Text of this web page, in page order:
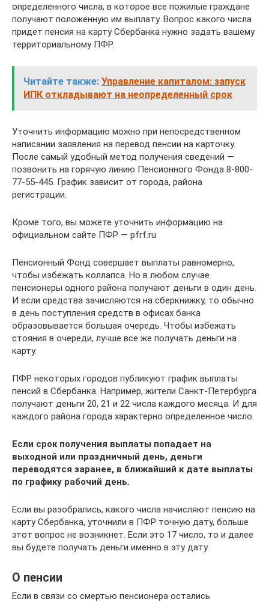
определенного числа, в которое все пожилые граждане
получают положенную им выплату. Вопрос какого числа
придет пенсия на карту Сбербанка нужно задать вашему
территориальному ПФР.
Читайте также: Управление капиталом: запуск
ИПК откладывают на неопределенный срок
Уточнить информацию можно при непосредственном
написании заявления на перевод пенсии на карточку.
После самый удобный метод получения сведений —
позвонить на горячую линию Пенсионного Фонда 8-800-
77-55-445. График зависит от города, района
регистрации.
Кроме того, вы можете уточнить информацию на
официальном сайте ПФР — pfrf.ru
Пенсионный Фонд совершает выплаты равномерно,
чтобы избежать коллапса. Но в любом случае
пенсионеры одного района получают деньги в один день.
И если средства зачисляются на сберкнижку, то обычно
в день поступления средств в офисах банка
образовывается большая очередь. Чтобы избежать
стояния в очереди, лучше все же получать деньги на
карту.
ПФР некоторых городов публикуют график выплаты
пенсий в Сбербанка. Например, жители Санкт-Петербурга
получают деньги 20, 21 и 22 числа каждого месяца. И для
каждого района города характерно определенное число.
Если срок получения выплаты попадает на
выходной или праздничный день, деньги
переводятся заранее, в ближайший к дате выплаты
по графику рабочий день.
Если вы разобрались, какого числа начисляют пенсию на
карту Сбербанка, уточнили в ПФР точную дату, больше
этот вопрос не возникнет. Если это 17 число, то и далее
вы будете получать деньги именно в эту дату.
О пенсии
Если в связи со смертью пенсионера остались